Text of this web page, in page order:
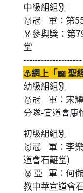
中級組組別
🥇冠 軍：第
🏅參與獎：第
堂
--------------------
⚓網上「📖 聖
幼級組組別
🥇冠 軍：宋
分隊-宣道會康
初級組組別
🥇冠 軍：李
道會石籬堂)
🥈 亞 軍：何
教中華宣道會